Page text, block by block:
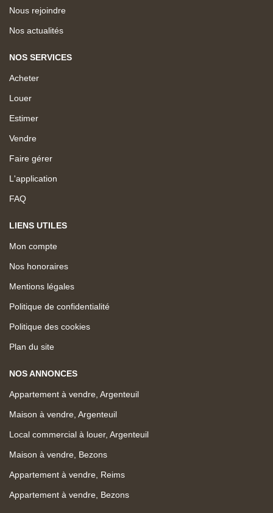
Nous rejoindre
Nos actualités
NOS SERVICES
Acheter
Louer
Estimer
Vendre
Faire gérer
L'application
FAQ
LIENS UTILES
Mon compte
Nos honoraires
Mentions légales
Politique de confidentialité
Politique des cookies
Plan du site
NOS ANNONCES
Appartement à vendre, Argenteuil
Maison à vendre, Argenteuil
Local commercial à louer, Argenteuil
Maison à vendre, Bezons
Appartement à vendre, Reims
Appartement à vendre, Bezons